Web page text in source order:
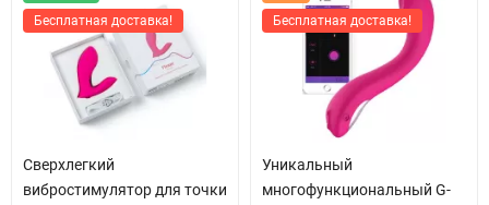
Бесплатная доставка!
Сверхлегкий
вибростимулятор для точки
Бесплатная доставка!
Уникальный
многофункциональный G-